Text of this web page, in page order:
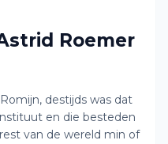
Roemer
destijds was dat
en die besteden
van de wereld min of